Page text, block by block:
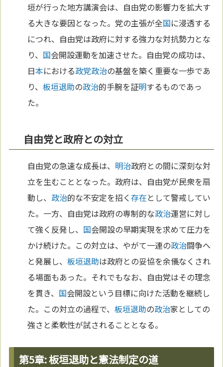
垣が行った地方講演会は、自由党の影響力を拡大す
る大きな要因となった。党の主張が全国に浸透する
につれ、自由党は政府に対する強力な対抗勢力とな
り、 国会開設運動を加速させた。自由党の成功は、
日本における政党政治の基盤を築く重要な一歩であ
り、板垣退助の政治的手腕を証明するものであっ
た。
自由党と政府との対立
自由党の急速な成長は、 明治政府との間に深刻な対
立を生むこととなった。政府は、自由党が民衆を扇
動し、 政治的な不安定を招く存在として警戒してい
た。一方、自由党は政府の専制的な政治運営に対し
て強く反発し、 国会開設の早期実現を求めて圧力を
かけ続けた。この対立は、やがて一連の政治闘争へ
と発展し、板垣退助は政府との妥協を余儀なくされ
る場面もあった。それでもなお、自由党はその理念
を貫き、 国会開設という目標に向けた活動を継続し
た。この対立の過程で、板垣退助の政治家としての
強さと柔軟性が試されることとなる。
第5章: 板垣退助と憲法制定の道